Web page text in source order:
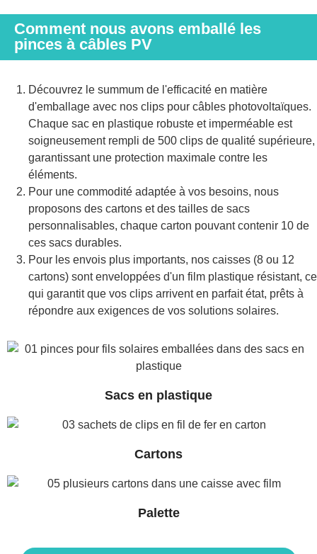
Comment nous avons emballé les
pinces à câbles PV
Découvrez le summum de l'efficacité en matière
d'emballage avec nos clips pour câbles photovoltaïques.
Chaque sac en plastique robuste et imperméable est
soigneusement rempli de 500 clips de qualité supérieure,
garantissant une protection maximale contre les
éléments.
Pour une commodité adaptée à vos besoins, nous
proposons des cartons et des tailles de sacs
personnalisables, chaque carton pouvant contenir 10 de
ces sacs durables.
Pour les envois plus importants, nos caisses (8 ou 12
cartons) sont enveloppées d'un film plastique résistant, ce
qui garantit que vos clips arrivent en parfait état, prêts à
répondre aux exigences de vos solutions solaires.
Sacs en plastique
Cartons
Palette